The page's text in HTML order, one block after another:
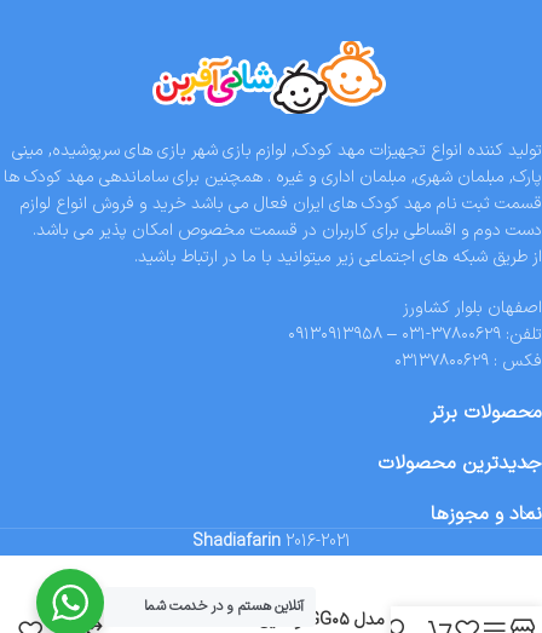
تولید کننده انواع تجهیزات مهد کودک, لوازم بازی شهر بازی های سرپوشیده, مینی
پارک, مبلمان شهری, مبلمان اداری و غیره . همچنین برای ساماندهی مهد کودک ها
قسمت ثبت نام مهد کودک های ایران فعال می باشد خرید و فروش انواع لوازم
دست دوم و اقساطی برای کاربران در قسمت مخصوص امکان پذیر می باشد.
از طریق شبکه های اجتماعی زیر میتوانید با ما در ارتباط باشید.
اصفهان بلوار کشاورز
تلفن: ۳۷۸۰۰۶۲۹-۰۳۱ – ۰۹۱۳۰۹۱۳۹۵۸
فکس : ۰۳۱۳۷۸۰۰۶۲۹
محصولات برتر
جدیدترین محصولات
نماد و مجوزها
Shadiafarin 2016-2021
گاردن جیم مدل GG۰۵ وسایل
تماس
آنلاین هستم و در خدمت شما